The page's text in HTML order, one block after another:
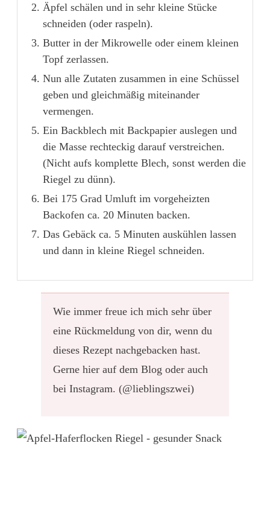
Äpfel schälen und in sehr kleine Stücke
schneiden (oder raspeln).
Butter in der Mikrowelle oder einem kleinen
Topf zerlassen.
Nun alle Zutaten zusammen in eine Schüssel
geben und gleichmäßig miteinander
vermengen.
Ein Backblech mit Backpapier auslegen und
die Masse rechteckig darauf verstreichen.
(Nicht aufs komplette Blech, sonst werden die
Riegel zu dünn).
Bei 175 Grad Umluft im vorgeheizten
Backofen ca. 20 Minuten backen.
Das Gebäck ca. 5 Minuten auskühlen lassen
und dann in kleine Riegel schneiden.
Wie immer freue ich mich sehr über
eine Rückmeldung von dir, wenn du
dieses Rezept nachgebacken hast.
Gerne hier auf dem Blog oder auch
bei Instagram. (@lieblingszwei)